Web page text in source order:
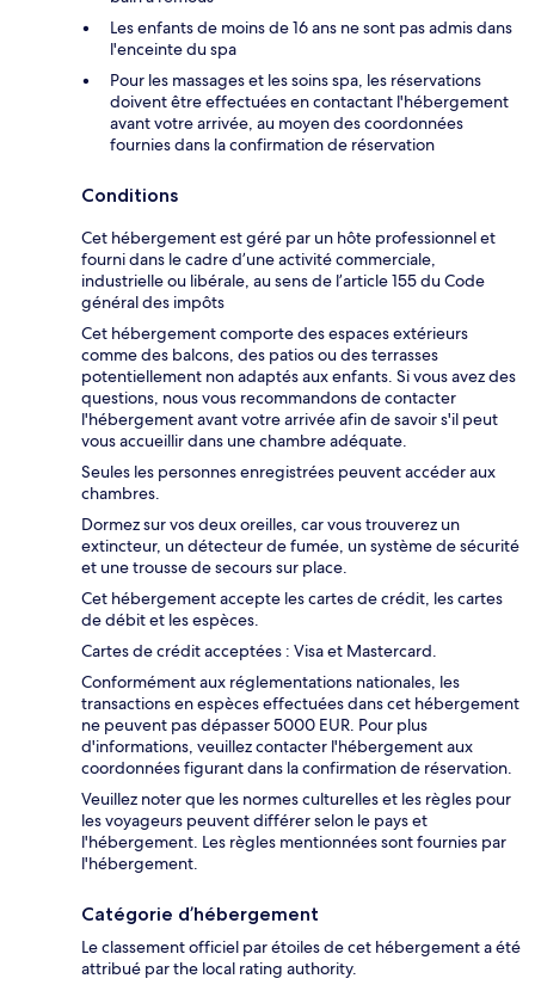
Les enfants de moins de 16 ans ne sont pas admis dans
l'enceinte du spa
Pour les massages et les soins spa, les réservations
doivent être effectuées en contactant l'hébergement
avant votre arrivée, au moyen des coordonnées
fournies dans la confirmation de réservation
Conditions
Cet hébergement est géré par un hôte professionnel et
fourni dans le cadre d’une activité commerciale,
industrielle ou libérale, au sens de l’article 155 du Code
général des impôts
Cet hébergement comporte des espaces extérieurs
comme des balcons, des patios ou des terrasses
potentiellement non adaptés aux enfants. Si vous avez des
questions, nous vous recommandons de contacter
l'hébergement avant votre arrivée afin de savoir s'il peut
vous accueillir dans une chambre adéquate.
Seules les personnes enregistrées peuvent accéder aux
chambres.
Dormez sur vos deux oreilles, car vous trouverez un
extincteur, un détecteur de fumée, un système de sécurité
et une trousse de secours sur place.
Cet hébergement accepte les cartes de crédit, les cartes
de débit et les espèces.
Cartes de crédit acceptées : Visa et Mastercard.
Conformément aux réglementations nationales, les
transactions en espèces effectuées dans cet hébergement
ne peuvent pas dépasser 5000 EUR. Pour plus
d'informations, veuillez contacter l'hébergement aux
coordonnées figurant dans la confirmation de réservation.
Veuillez noter que les normes culturelles et les règles pour
les voyageurs peuvent différer selon le pays et
l'hébergement. Les règles mentionnées sont fournies par
l'hébergement.
Catégorie d’hébergement
Le classement officiel par étoiles de cet hébergement a été
attribué par the local rating authority.